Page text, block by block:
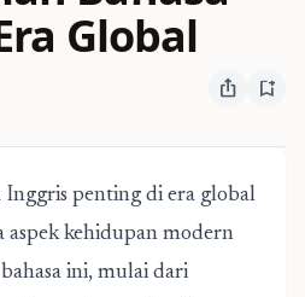
Global
ios_share bookmark_add
Inggris penting di era global
aspek kehidupan modern
ini, mulai dari